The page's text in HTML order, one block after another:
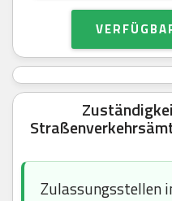
Zulassungsstellen